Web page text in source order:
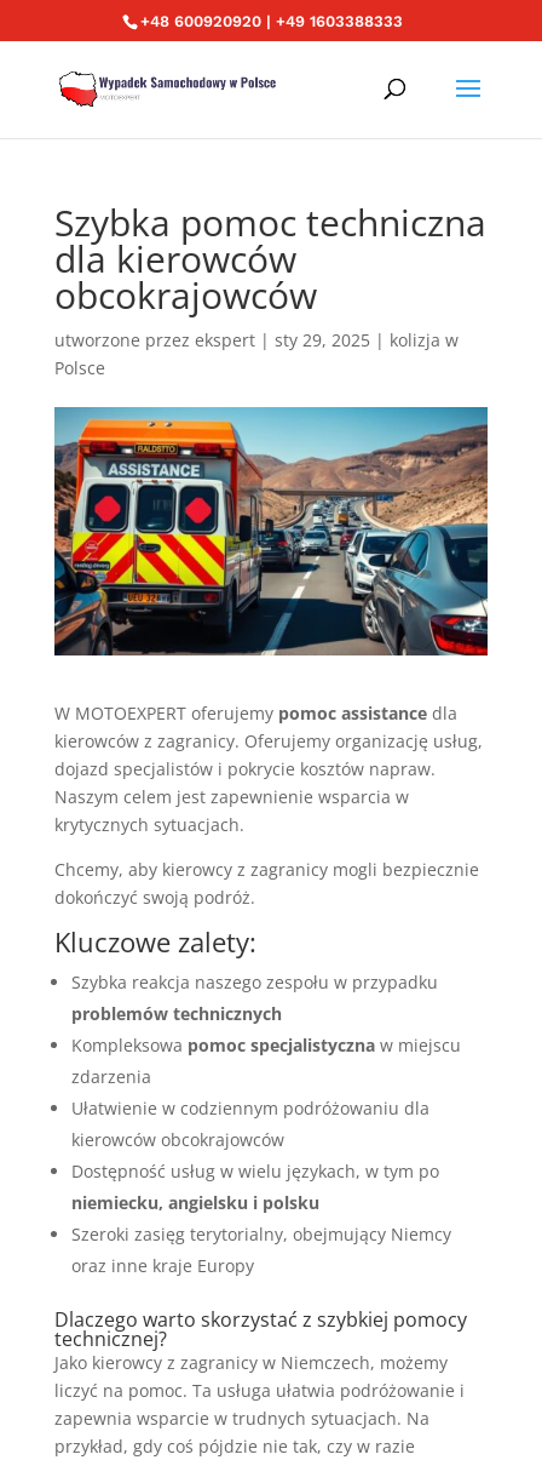
+48 600920920 | +49 1603388333
Szybka pomoc techniczna
dla kierowców
obcokrajowców
utworzone przez ekspert| sty 29, 2025| kolizja w
Polsce
W MOTOEXPERT oferujemy pomoc assistancedla
kierowców z zagranicy. Oferujemy organizację usług,
dojazd specjalistów i pokrycie kosztów napraw.
Naszym celem jest zapewnienie wsparcia w
krytycznych sytuacjach.
Chcemy, aby kierowcy z zagranicy mogli bezpiecznie
dokończyć swoją podróż.
Kluczowe zalety:
Szybka reakcja naszego zespołu w przypadku
problemów technicznych
Kompleksowa pomoc specjalistycznaw miejscu
zdarzenia
Ułatwienie w codziennym podróżowaniu dla
kierowców obcokrajowców
Dostępność usług w wielu językach, w tym po
niemiecku, angielsku i polsku
Szeroki zasięg terytorialny, obejmujący Niemcy
oraz inne kraje Europy
Dlaczego warto skorzystać z szybkiej pomocy
technicznej?
Jako kierowcy z zagranicy w Niemczech, możemy
liczyć na pomoc. Ta usługa ułatwia podróżowanie i
zapewnia wsparcie w trudnych sytuacjach. Na
przykład, gdy coś pójdzie nie tak, czy w razie